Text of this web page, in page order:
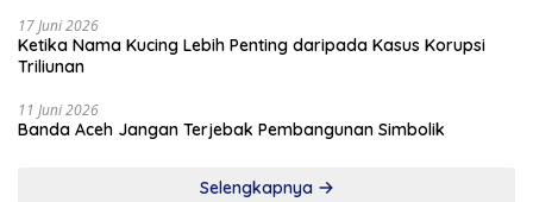
17 Juni 2026
Ketika Nama Kucing Lebih Penting daripada Kasus Korupsi
Triliunan
11 Juni 2026
Banda Aceh Jangan Terjebak Pembangunan Simbolik
Selengkapnya